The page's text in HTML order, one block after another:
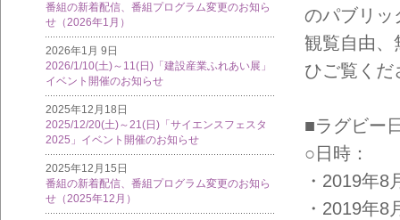
番組の新着配信、番組プログラム変更のお知ら
せ（2026年1月）
2026年1月 9日
2026/1/10(土)～11(日)「建設産業ふれあい展」
イベント開催のお知らせ
2025年12月18日
2025/12/20(土)～21(日)「サイエンスフェスタ
2025」イベント開催のお知らせ
2025年12月15日
番組の新着配信、番組プログラム変更のお知ら
せ（2025年12月）
のパブリッ
観覧自由、
ひご覧くだ
■ラグビー
○日時：
・2019年
・2019年